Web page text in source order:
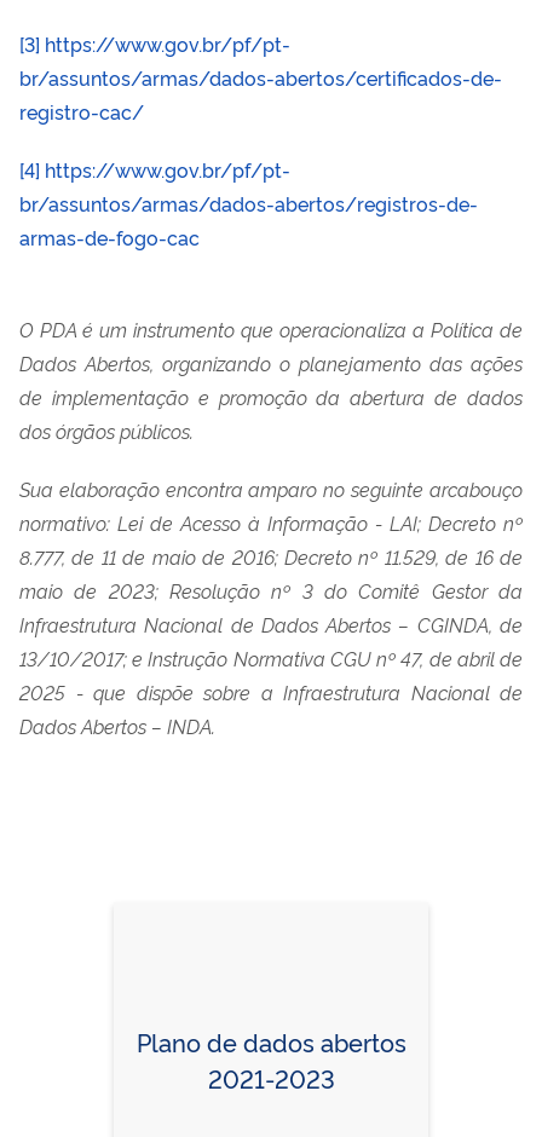
[3] https://www.gov.br/pf/pt-
br/assuntos/armas/dados-abertos/certificados-de-
registro-cac/
[4] https://www.gov.br/pf/pt-
br/assuntos/armas/dados-abertos/registros-de-
armas-de-fogo-cac
O PDA é um instrumento que operacionaliza a Política de
Dados Abertos, organizando o planejamento das ações
de implementação e promoção da abertura de dados
dos órgãos públicos.
Sua elaboração encontra amparo no seguinte arcabouço
normativo: Lei de Acesso à Informação - LAI; Decreto nº
8.777, de 11 de maio de 2016; Decreto nº 11.529, de 16 de
maio de 2023; Resolução nº 3 do Comitê Gestor da
Infraestrutura Nacional de Dados Abertos – CGINDA, de
13/10/2017; e Instrução Normativa CGU nº 47, de abril de
2025 - que dispõe sobre a Infraestrutura Nacional de
Dados Abertos – INDA.
Plano de dados abertos
2021-2023